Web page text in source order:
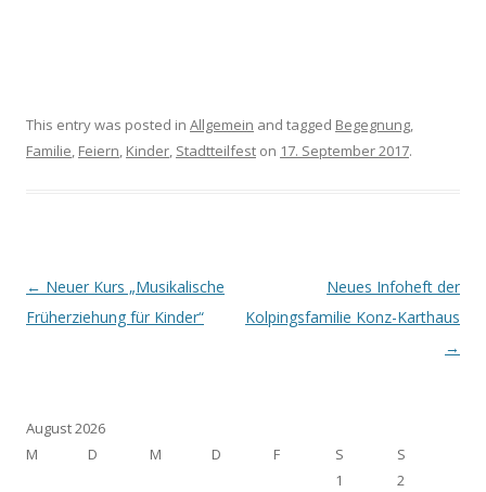
This entry was posted in Allgemein and tagged Begegnung,
Familie, Feiern, Kinder, Stadtteilfest on 17. September 2017.
Post navigation
← Neuer Kurs „Musikalische
Früherziehung für Kinder“
Neues Infoheft der
Kolpingsfamilie Konz-Karthaus
→
August 2026
M
D M D F S
S
1
2